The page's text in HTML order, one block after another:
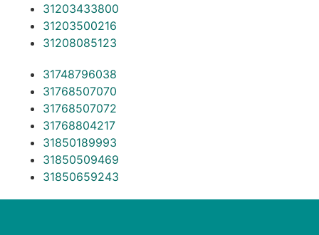
31203433800
31203500216
31208085123
31748796038
31768507070
31768507072
31768804217
31850189993
31850509469
31850659243